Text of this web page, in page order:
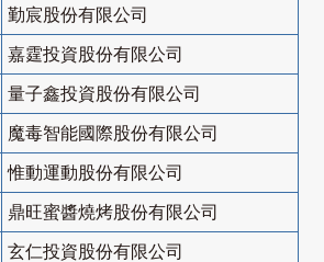
勤宸股份有限公司
嘉霆投資股份有限公司
量子鑫投資股份有限公司
魔毒智能國際股份有限公司
惟動運動股份有限公司
鼎旺蜜醬燒烤股份有限公司
玄仁投資股份有限公司